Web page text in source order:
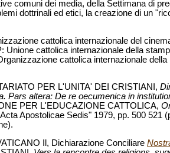
comuni dei media, della Settimana di
dottrinali ed etici, la creazione di un
cattolica internazionale del
Unione cattolica internazionale della
cattolica internazionale
PER L'UNITA' DEI CRISTIANI,
Pars altera: De re oecumenica in
PER L'EDUCAZIONE CATTOLICA,
Apostolicae Sedis" 1979, pp. 500 521
Il, Dichiarazione Conciliare